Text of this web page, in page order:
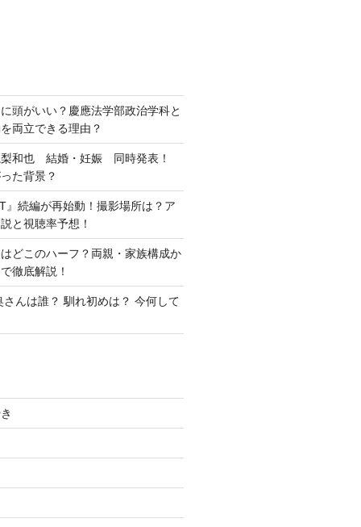
頭がいい？慶應法学部政治学科と
両立できる理由？
和也 結婚・妊娠 同時発表！
た背景？
』続編が再始動！撮影場所は？ア
と視聴率予想！
どこのハーフ？両親・家族構成か
徹底解説！
んは誰？ 馴れ初めは？ 今何して